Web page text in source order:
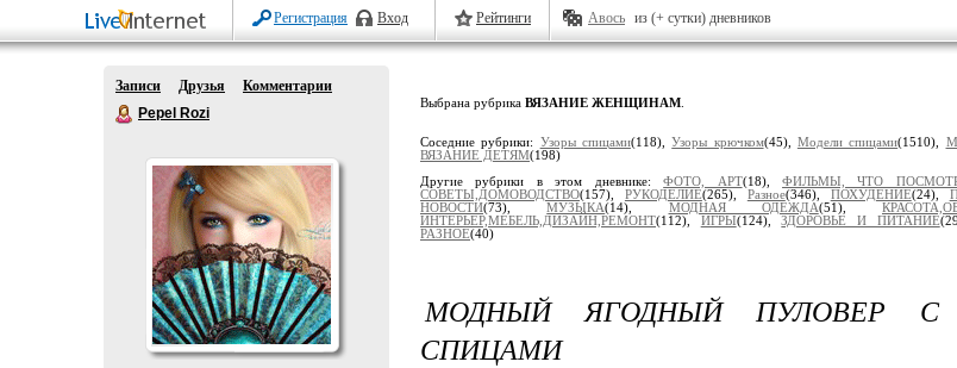
Регистрация Вход Рейтинги Авось из (+ сутки) дневников
Записи Друзья
Комментарии
Pepel Rozi
Выбрана рубрика ВЯЗАНИЕ ЖЕНЩИНАМ
Соседние рубрики: Узоры спицами(118),Узоры крючком(45), Модели спицами(1510),
ВЯЗАНИЕ ДЕТЯМ(198)
Другие рубрики в этом дневнике:ФОТО, АРТ(18),ФИЛЬМЫ, ЧТО
СОВЕТЫ,ДОМОВОДСТВО(157), РУКОДЕЛИЕ(265), Разное(346), ПОХУДЕНИЕ(24),
НОВОСТИ(73),МУЗЫКА(14), МОДНАЯ ОДЕЖДА(51),
ИНТЕРЬЕР,МЕБЕЛЬ,ДИЗАЙН,РЕМОНТ(112), ИГРЫ(124),ЗДОРОВЬЕ И ПИТАНИЕ
РАЗНОЕ(40)
МОДНЫЙ ЯГОДНЫЙ ПУЛОВЕР
СПИЦАМИ